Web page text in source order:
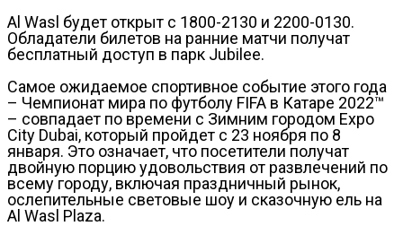
Al Wasl будет открыт с 1800-2130 и 2200-0130.
Обладатели билетов на ранние матчи получат
бесплатный доступ в парк Jubilee.
Самое ожидаемое спортивное событие этого года
– Чемпионат мира по футболу FIFA в Катаре 2022™
– совпадает по времени с Зимним городом Expo
City Dubai, который пройдет с 23 ноября по 8
января. Это означает, что посетители получат
двойную порцию удовольствия от развлечений по
всему городу, включая праздничный рынок,
ослепительные световые шоу и сказочную ель на
Al Wasl Plaza.